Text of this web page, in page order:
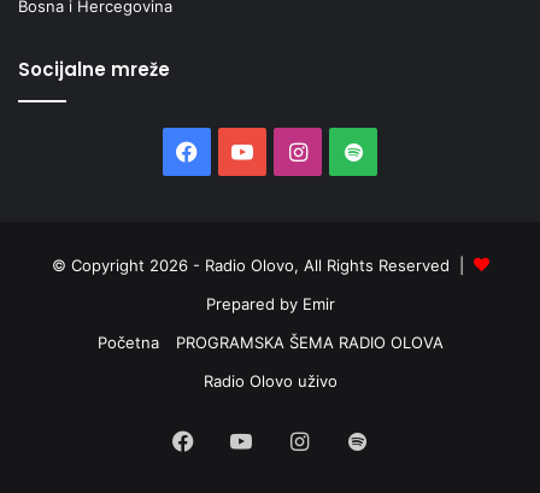
Bosna i Hercegovina
Socijalne mreže
FacebookYouTubeInstagram
Spotify
© Copyright 2026 - Radio Olovo, All Rights Reserved |
Prepared by Emir
Početna
PROGRAMSKA ŠEMA RADIO OLOVA
Radio Olovo uživo
FacebookYouTubeInstagram
Spotify